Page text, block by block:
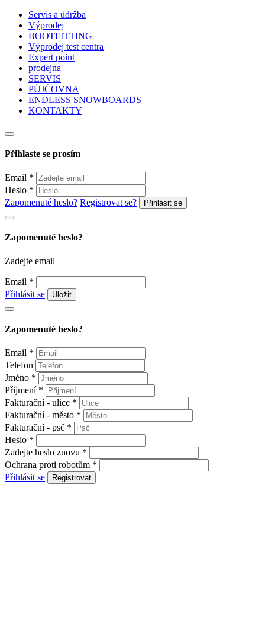
Servis a údržba
Výprodej
BOOTFITTING
Výprodej test centra
Expert point
prodejna
SERVIS
PŮJČOVNA
ENDLESS SNOWBOARDS
KONTAKTY
Přihlaste se prosím
Email *
Heslo *
Zapomenuté heslo? Registrovat se?
Zapomenuté heslo?
Zadejte email
Email *
Přihlásit se
Zapomenuté heslo?
Email *
Telefon
Jméno *
Přijmení *
Fakturační - ulice *
Fakturační - město *
Fakturační - psč *
Heslo *
Zadejte heslo znovu *
Ochrana proti robotům *
Přihlásit se